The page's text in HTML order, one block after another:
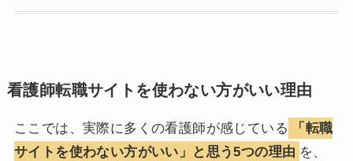
看護師転職サイトを使わない方がいい理由
ここでは、実際に多くの看護師が感じている
「転職
サイトを使わない方がいい」と思う5つの理由 を、